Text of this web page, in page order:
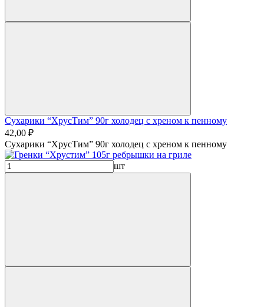
Сухарики “ХрусТим” 90г холодец с хреном к пенному
42,00 ₽
Сухарики “ХрусТим” 90г холодец с хреном к пенному
шт